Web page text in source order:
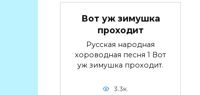
Вот уж зимушка
проходит
Русская народная
хороводная песня 1 Вот
уж зимушка проходит.
3.3к.